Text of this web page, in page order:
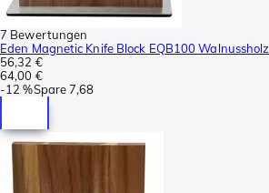
7 Bewertungen
Eden Magnetic Knife Block EQB100 Walnussholz
56,32 €
64,00 €
-12 %Spare7,68